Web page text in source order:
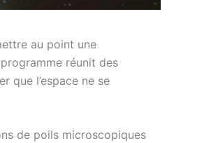
au point une
réunit des
que l’espace ne se
de poils microscopiques